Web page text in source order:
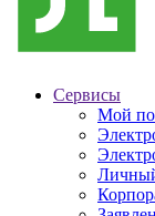
Сервисы
Мой